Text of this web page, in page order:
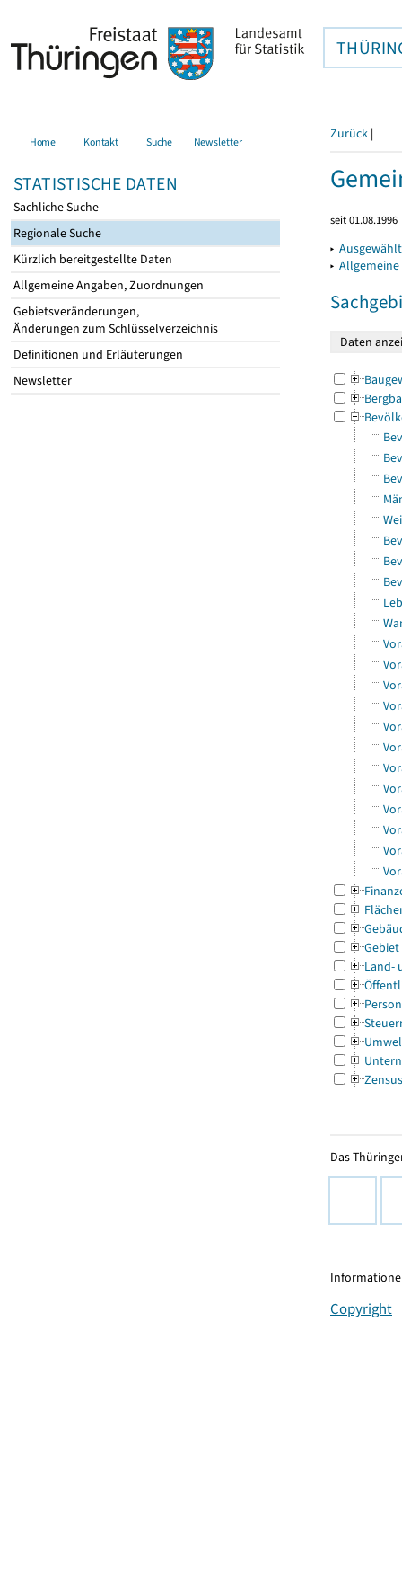
Home Kontakt Suche Newsletter
STATISTISCHE DATEN
Sachliche Suche
Regionale Suche
Kürzlich bereitgestellte Daten
Allgemeine Angaben, Zuordnungen
Gebietsveränderungen,
Änderungen zum Schlüsselverzeichnis
Definitionen und Erläuterungen
Newsletter
Zurück |
seit 01.08.1996
▸
▸
Gebiet
Land-
Zensus
Das
Copyright